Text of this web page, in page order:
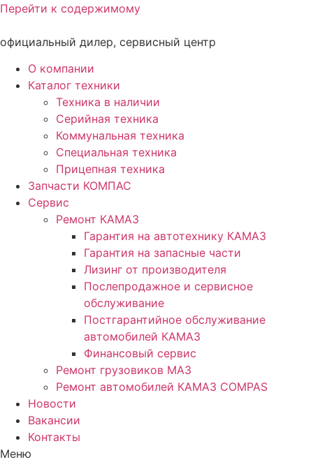
Перейти к содержимому
официальный дилер, сервисный центр
О компании
Каталог техники
Техника в наличии
Серийная техника
Коммунальная техника
Специальная техника
Прицепная техника
Запчасти КОМПАС
Сервис
Ремонт КАМАЗ
Гарантия на автотехнику КАМАЗ
Гарантия на запасные части
Лизинг от производителя
Послепродажное и сервисное
обслуживание
Постгарантийное обслуживание
автомобилей КАМАЗ
Финансовый сервис
Ремонт грузовиков МАЗ
Ремонт автомобилей КАМАЗ COMPAS
Новости
Вакансии
Контакты
Меню